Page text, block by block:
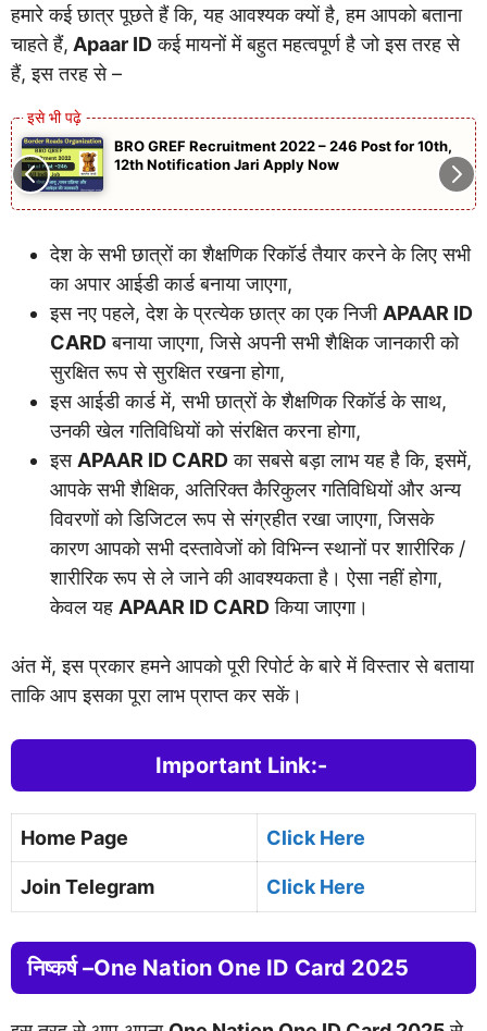
हमारे कई छात्र पूछते हैं कि, यह आवश्यक क्यों है, हम आपको बताना
चाहते हैं, Apaar IDकई मायनों में बहुत महत्वपूर्ण है जो इस तरह से
हैं, इस तरह से –
BRO GREF Recruitment 2022 – 246 Post for 10th,
12th Notification Jari Apply Now
देश के सभी छात्रों का शैक्षणिक रिकॉर्ड तैयार करने के लिए सभी
का अपार आईडी कार्ड बनाया जाएगा,
इस नए पहले, देश के प्रत्येक छात्र का एक निजीAPAAR ID
CARDबनाया जाएगा, जिसे अपनी सभी शैक्षिक जानकारी को
सुरक्षित रूप से सुरक्षित रखना होगा,
इस आईडी कार्ड में, सभी छात्रों के शैक्षणिक रिकॉर्ड के साथ,
उनकी खेल गतिविधियों को संरक्षित करना होगा,
इसAPAAR ID CARDका सबसे बड़ा लाभ यह है कि, इसमें,
आपके सभी शैक्षिक, अतिरिक्त कैरिकुलर गतिविधियों और अन्य
विवरणों को डिजिटल रूप से संग्रहीत रखा जाएगा, जिसके
कारण आपको सभी दस्तावेजों को विभिन्न स्थानों पर शारीरिक /
शारीरिक रूप से ले जाने की आवश्यकता है। ऐसा नहीं होगा,
केवल यह APAAR ID CARDकिया जाएगा।
अंत में, इस प्रकार हमने आपको पूरी रिपोर्ट के बारे में विस्तार से बताया
ताकि आप इसका पूरा लाभ प्राप्त कर सकें।
Important Link:-
Home Page Click Here
Join Telegram Click Here
निष्कर्ष –One Nation One ID Card 2025